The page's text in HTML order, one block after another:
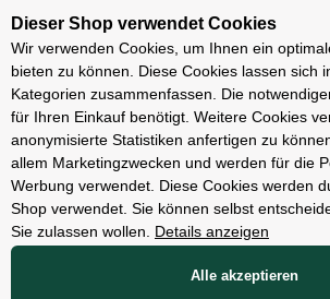
Unsere Filialen
Zubehör
Dieser Shop verwendet Cookies
Wir verwenden Cookies, um Ihnen ein
bieten zu können. Diese Cookies lassen sich
Kategorien zusammenfassen. Die
für Ihren Einkauf benötigt. Weitere Cookies
anonymisierte Statistiken anfertigen zu
allem Marketingzwecken und werden für die
Werbung verwendet. Diese Cookies werden
Shop verwendet. Sie können selbst
Sie zulassen wollen.
Details anzeigen
Alle akzeptieren